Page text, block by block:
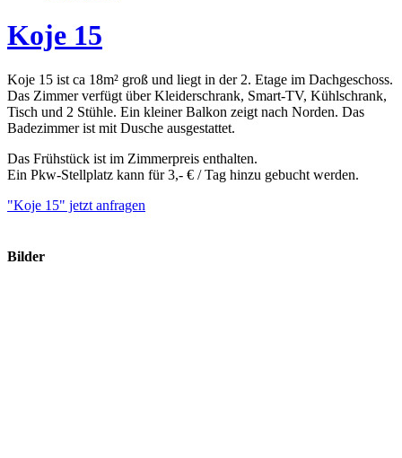
Koje 15
Koje 15 ist ca 18m² groß und liegt in der 2. Etage im Dachgeschoss.
Das Zimmer verfügt über Kleiderschrank, Smart-TV, Kühlschrank,
Tisch und 2 Stühle. Ein kleiner Balkon zeigt nach Norden. Das
Badezimmer ist mit Dusche ausgestattet.
Das Frühstück ist im Zimmerpreis enthalten.
Ein Pkw-Stellplatz kann für 3,- € / Tag hinzu gebucht werden.
"Koje 15" jetzt anfragen
Bilder